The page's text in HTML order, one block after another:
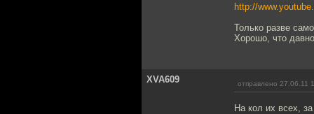
http://
Только разве
Хорошо, что
XVA609 отправлено 27.06.11
На кол их всех,